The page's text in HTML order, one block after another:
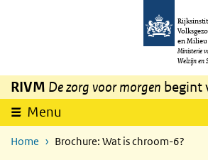
Overslaan en naar de inhoud gaan
en Milieu
Ministerie
Welzijn en
RIVM De zorg voor morgen begint
Menu
Home Brochure: Wat is chroom-6?